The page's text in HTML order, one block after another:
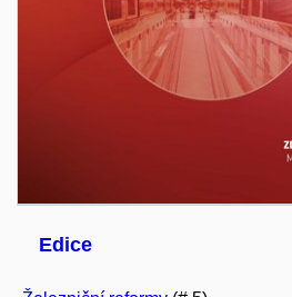
Edice